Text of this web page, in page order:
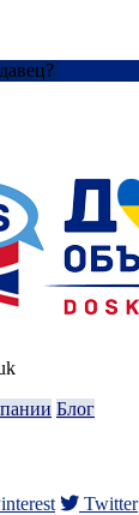
Блог
Twitter